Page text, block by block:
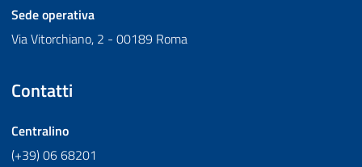
Sede operativa
Via Vitorchiano, 2 - 00189 Roma
Contatti
Centralino
(+39) 06 68201